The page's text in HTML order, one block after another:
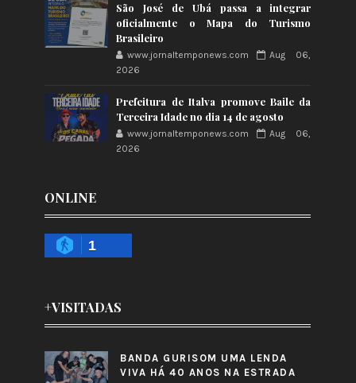
São José de Ubá passa a integrar
oficialmente o Mapa do Turismo
Brasileiro
www.jornaltemponews.com
Aug 06,
2026
Prefeitura de Italva promove Baile da
Terceira Idade no dia 14 de agosto
www.jornaltemponews.com
Aug 06,
2026
ONLINE
1
+VISITADAS
BANDA GURISOM UMA LENDA
VIVA HÁ 40 ANOS NA ESTRADA